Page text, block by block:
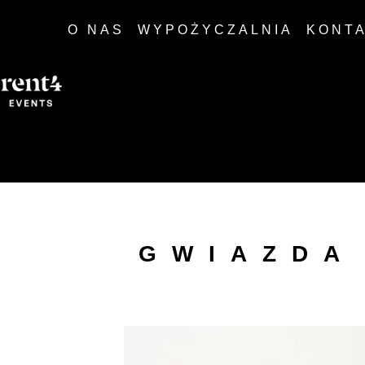
O NAS WYPOŻYCZALNIA